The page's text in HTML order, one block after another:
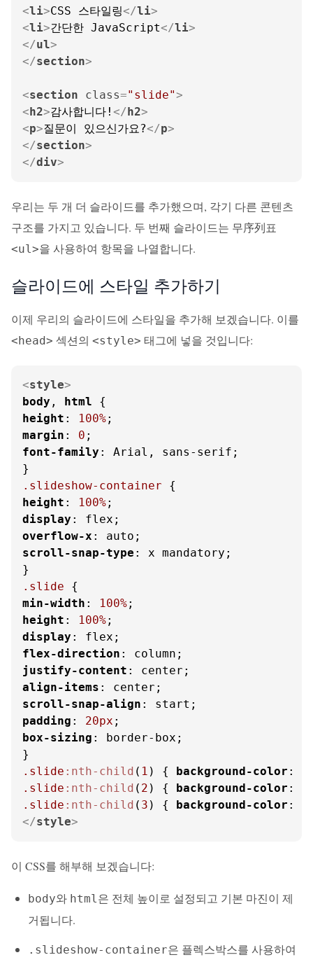
<li>CSS 스타일링</li>
<li>간단한 JavaScript</li>
</ul>
</section>
<section class="slide">
<h2>감사합니다! </h2>
<p>질문이 있으신가요?</p>
</section>
</div>
우리는 두 개 더 슬라이드를 추가했으며, 각기 다른 콘텐츠
구조를 가지고 있습니다. 두 번째 슬라이드는 무序列표
<ul>을 사용하여 항목을 나열합니다.
슬라이드에 스타일 추가하기
이제 우리의 슬라이드에 스타일을 추가해 보겠습니다. 이를
<head> 섹션의 <style> 태그에 넣을 것입니다:
<style>
body , html
height : 100%
margin : 0
font-family : Arial, sans-serif;
.slideshow-container
height : 100%
display
overflow-x
scroll-snap-type : x mandatory;
.slide
min-width : 100%
height : 100%
display
flex-direction
justify-content
align-items
scroll-snap-align
padding : 20px
box-sizing : border-box;
.slide :nth-child ( 1 ) { background-color :
.slide :nth-child ( 2 ) { background-color :
.slide :nth-child ( 3 ) { background-color :
</style>
이 CSS를 해부해 보겠습니다:
body와 html은 전체 높이로 설정되고 기본 마진이 제
거됩니다.
.slideshow-container은 플렉스박스를 사용하여